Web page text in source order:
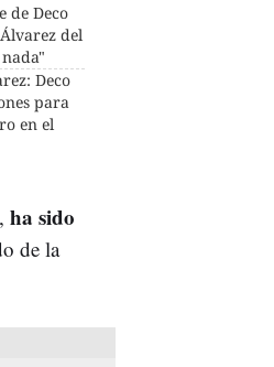
de Deco
del
Deco
para
en el
ha sido
de la